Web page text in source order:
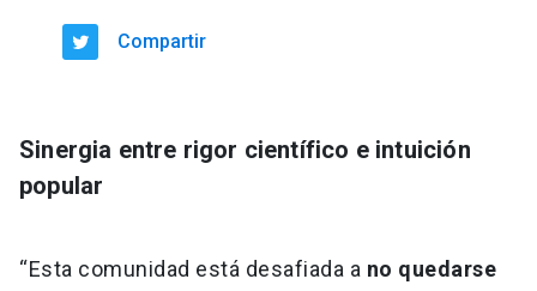
Compartir
Sinergia entre rigor científico e intuición
popular
“Esta comunidad está desafiada a no quedarse